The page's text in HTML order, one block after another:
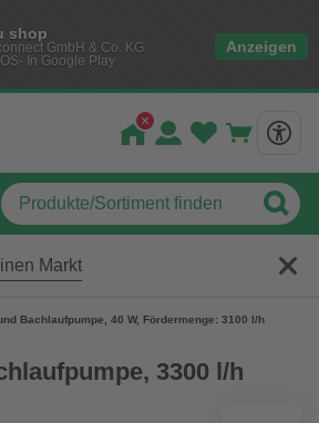
shop
GmbH & Co. KG
In Google Play
Anzeigen
Markt
Bachlaufpumpe, 40 W, Fördermenge: 3100 l/h
3300 l/h